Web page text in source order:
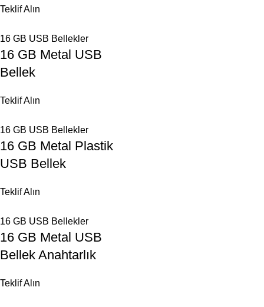
Teklif Alın
16 GB USB Bellekler
16 GB Metal USB
Bellek
Teklif Alın
16 GB USB Bellekler
16 GB Metal Plastik
USB Bellek
Teklif Alın
16 GB USB Bellekler
16 GB Metal USB
Bellek Anahtarlık
Teklif Alın